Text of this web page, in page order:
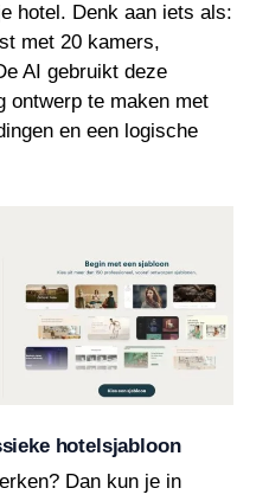
hotel. Denk aan iets als:
met 20 kamers,
AI gebruikt deze
ontwerp te maken met
en een logische
hotelsjabloon
Dan kun je in